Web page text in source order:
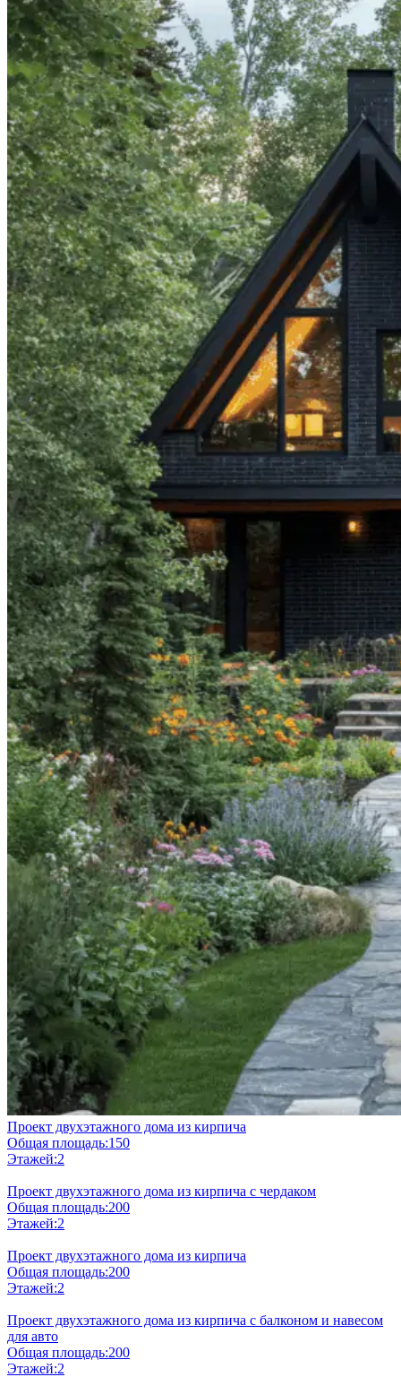
Проект двухэтажного дома из кирпича
Общая площадь:150
Этажей:2
Проект двухэтажного дома из кирпича с чердаком
Общая площадь:200
Этажей:2
Проект двухэтажного дома из кирпича
Общая площадь:200
Этажей:2
Проект двухэтажного дома из кирпича с балконом и навесом
для авто
Общая площадь:200
Этажей:2